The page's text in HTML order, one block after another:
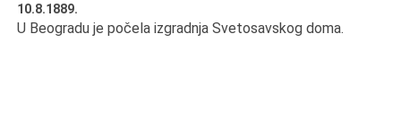
10.8.1889.
U Beogradu je počela izgradnja Svetosavskog doma.